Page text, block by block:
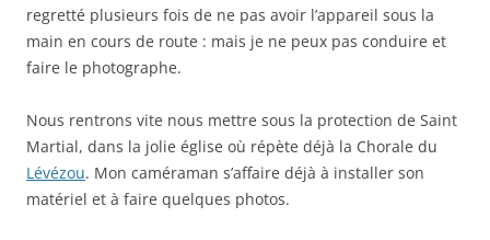
regretté plusieurs fois de ne pas avoir l’appareil sous la
main en cours de route : mais je ne peux pas conduire et
faire le photographe.
Nous rentrons vite nous mettre sous la protection de Saint
Martial, dans la jolie église où répète déjà la Chorale du
Lévézou. Mon caméraman s’affaire déjà à installer son
matériel et à faire quelques photos.